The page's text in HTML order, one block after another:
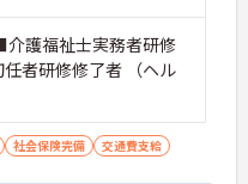
護福祉士実務者研修
者研修修了者 （ヘル
社会保険完備 交通費支給